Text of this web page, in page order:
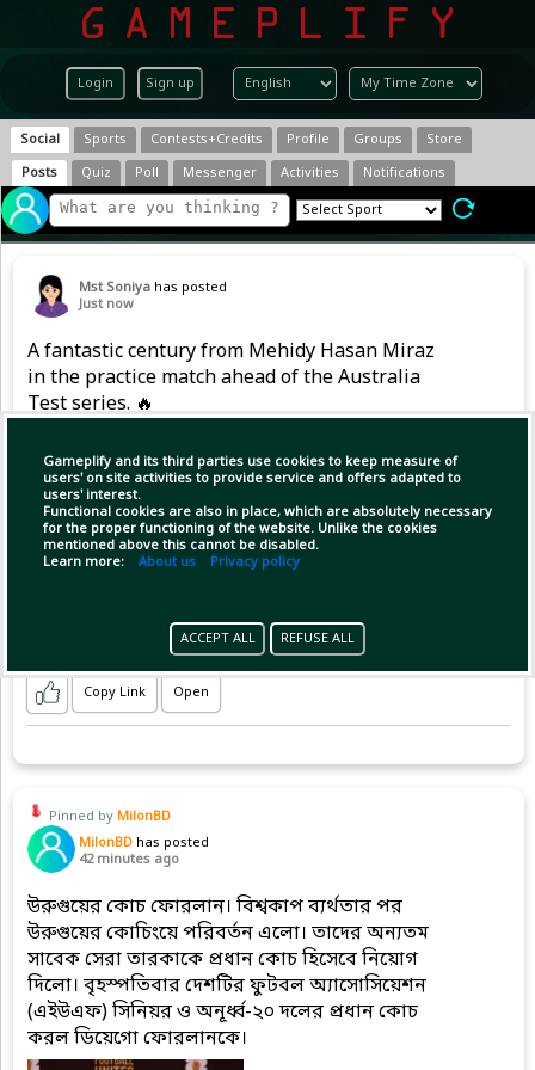
Login Sign up
Gameplify and its third parties use cookies to keep measure of
users' on site activities to provide service and offers adapted to
users' interest.
Functional cookies are also in place, which are absolutely necessary
for the proper functioning of the website. Unlike the cookies
mentioned above this cannot be disabled.
Learn more: About us Privacy policy
ACCEPT ALL REFUSE ALL
Social Sports Contests+Credits Profile Groups
Store
Posts
Quiz Poll Messenger Activities Notifications
Mst Soniya has posted
Just now
A fantastic century from Mehidy Hasan Miraz
in the practice match ahead of the Australia
Test series. 🔥
#Cricket #Test #AUSvBAN
Copy Link Open
Pinned by MilonBD
MilonBD has posted
42 minutes ago
উরুগুয়ের কোচ ফোরলান। বিশ্বকাপ ব্যর্থতার পর
উরুগুয়ের কোচিংয়ে পরিবর্তন এলো। তাদের অন্যতম
সাবেক সেরা তারকাকে প্রধান কোচ হিসেবে নিয়োগ
দিলো। বৃহস্পতিবার দেশটির ফুটবল অ্যাসোসিয়েশন
(এইউএফ) সিনিয়র ও অনূর্ধ্ব-২০ দলের প্রধান কোচ
করল ডিয়েগো ফোরলানকে।